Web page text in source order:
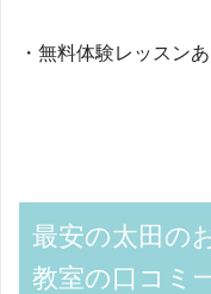
・無料体験レッスンあ
最安の太田の
教室の口コミ